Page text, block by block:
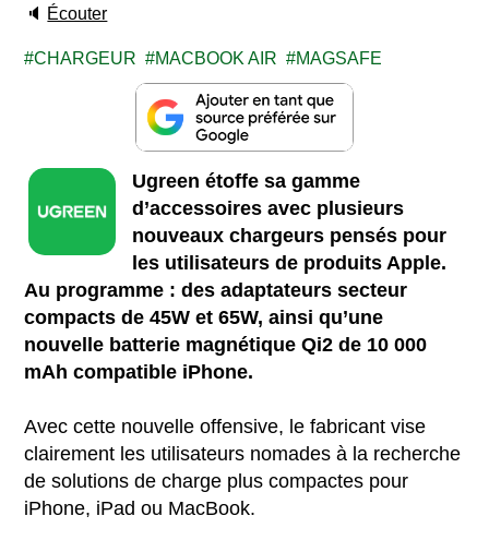
🔈 Écouter
CHARGEUR MACBOOK AIR MAGSAFE
Ugreen étoffe sa gamme
d’accessoires avec plusieurs
nouveaux chargeurs pensés pour
les utilisateurs de produits Apple.
Au programme : des adaptateurs secteur
compacts de 45W et 65W, ainsi qu’une
nouvelle batterie magnétique Qi2 de 10 000
mAh compatible iPhone.
Avec cette nouvelle offensive, le fabricant vise
clairement les utilisateurs nomades à la recherche
de solutions de charge plus compactes pour
iPhone, iPad ou MacBook.